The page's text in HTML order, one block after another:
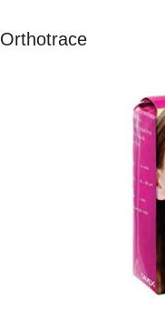
Orthotrace